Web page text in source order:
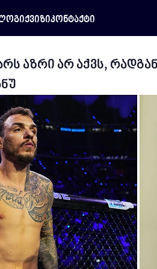
ქვიზიკონტაქტი
აზრი არ აქვს,